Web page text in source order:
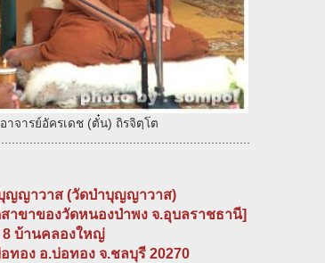
าจารย์อัครเดช (ตั๋น) ถิรจิตฺโต
ญญาวาส (วัดป่าบุญญาวาส)
สาขาของวัดหนองป่าพง จ.อุบลราชธานี]
บ้านคลองใหญ่
ทอง อ.บ่อทอง จ.ชลบุรี 20270